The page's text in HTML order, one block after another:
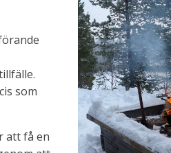
som
att få en